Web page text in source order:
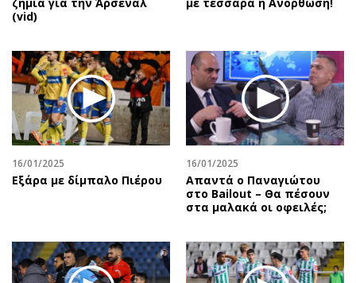
(vid)
16/01/2025
Εξάρα με δίμπαλο Πιέρου
16/01/2025
Απαντά ο Παναγιώτου
στο Bailout – Θα πέσουν
στα μαλακά οι οφειλές;